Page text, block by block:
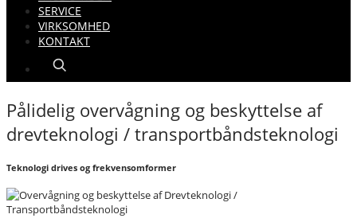
SERVICE
VIRKSOMHED
KONTAKT
Pålidelig overvågning og beskyttelse af
drevteknologi / transportbåndsteknologi
Teknologi drives og frekvensomformer